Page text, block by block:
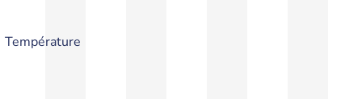
Température